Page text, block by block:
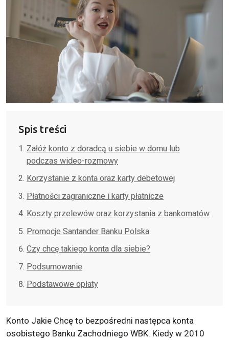
Spis treści
Załóż konto z doradcą u siebie w domu lub
podczas wideo-rozmowy
Korzystanie z konta oraz karty debetowej
Płatności zagraniczne i karty płatnicze
Koszty przelewów oraz korzystania z bankomatów
Promocje Santander Banku Polska
Czy chcę takiego konta dla siebie?
Podsumowanie
Podstawowe opłaty
Konto Jakie Chcę to bezpośredni następca konta
osobistego Banku Zachodniego WBK. Kiedy w 2010